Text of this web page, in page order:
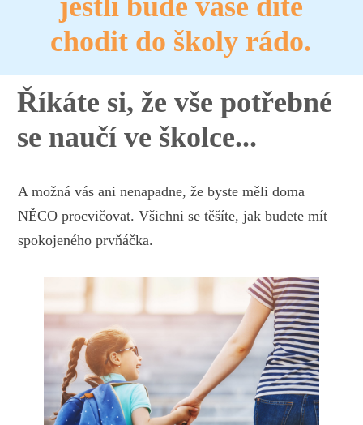
jestli bude vaše dítě
chodit do školy rádo.
Říkáte si, že vše potřebné
se naučí ve školce...
A možná vás ani nenapadne, že byste měli doma
NĚCO procvičovat. Všichni se těšíte, jak budete mít
spokojeného prvňáčka.